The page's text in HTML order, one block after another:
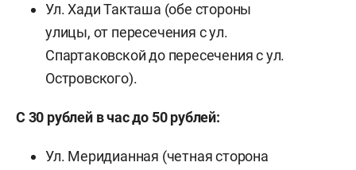
Ул. Хади Такташа (обе стороны
улицы, от пересечения с ул.
Спартаковской до пересечения с ул.
Островского).
С 30 рублей в час до 50 рублей:
Ул. Меридианная (четная сторона